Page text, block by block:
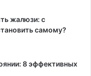
жалюзи: с
самому?
8 эффективных